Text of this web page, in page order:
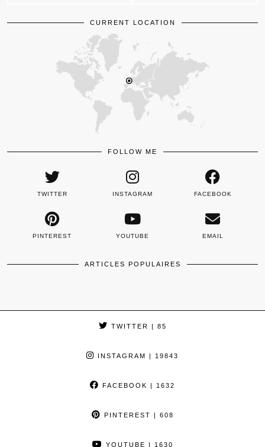
CURRENT LOCATION
FOLLOW ME
TWITTER INSTAGRAM FACEBOOK
PINTEREST YOUTUBE EMAIL
ARTICLES POPULAIRES
TWITTER | 85
INSTAGRAM | 19843
FACEBOOK | 1632
PINTEREST | 608
YOUTUBE | 1630